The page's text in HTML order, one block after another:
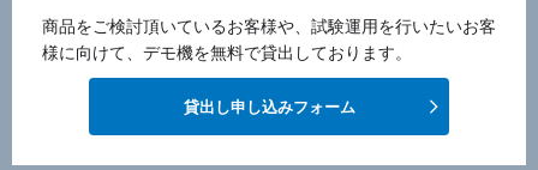
商品をご検討頂いているお客様や、試験運用を行いたいお客
様に向けて、デモ機を無料で貸出しております。
貸出し申し込みフォーム